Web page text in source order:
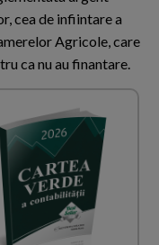
cea de infiintare a
Agricole, care
ca nu au finantare.